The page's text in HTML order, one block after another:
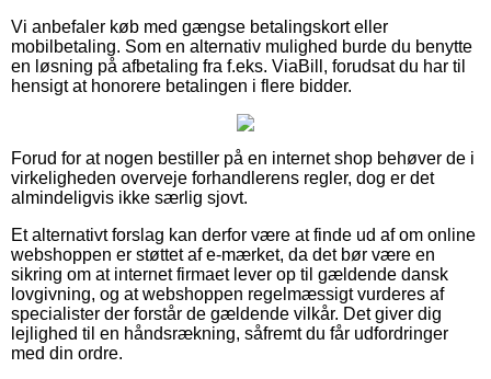
Vi anbefaler køb med gængse betalingskort eller
mobilbetaling. Som en alternativ mulighed burde du benytte
en løsning på afbetaling fra f.eks. ViaBill, forudsat du har til
hensigt at honorere betalingen i flere bidder.
Forud for at nogen bestiller på en internet shop behøver de i
virkeligheden overveje forhandlerens regler, dog er det
almindeligvis ikke særlig sjovt.
Et alternativt forslag kan derfor være at finde ud af om online
webshoppen er støttet af e-mærket, da det bør være en
sikring om at internet firmaet lever op til gældende dansk
lovgivning, og at webshoppen regelmæssigt vurderes af
specialister der forstår de gældende vilkår. Det giver dig
lejlighed til en håndsrækning, såfremt du får udfordringer
med din ordre.